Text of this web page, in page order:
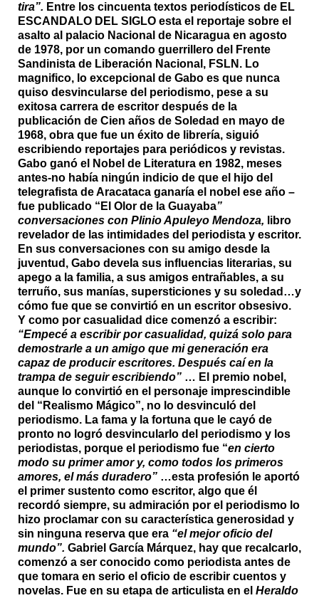
tira”. Entre los cincuenta textos periodísticos de EL
ESCANDALO DEL SIGLO esta el reportaje sobre el
asalto al palacio Nacional de Nicaragua en agosto
de 1978, por un comando guerrillero del
Frente
Sandinista de Liberación Nacional, FSLN. Lo
magnifico, lo excepcional de Gabo es que nunca
quiso desvincularse del periodismo, pese a su
exitosa carrera de escritor después de la
publicación de Cien años de Soledad en mayo de
1968, obra que fue un éxito de librería, siguió
escribiendo reportajes para periódicos y revistas.
Gabo ganó el Nobel de Literatura en 1982, meses
antes-no había ningún indicio de que el hijo del
telegrafista de Aracataca ganaría el nobel ese año –
fue publicado “El Olor de la Guayaba”
conversaciones con Plinio Apuleyo Mendoza, libro
revelador de las intimidades del periodista y escritor.
En sus conversaciones con su amigo desde la
juventud, Gabo devela sus influencias literarias, su
apego a la familia, a sus amigos entrañables, a su
terruño, sus manías, supersticiones y su soledad…y
cómo fue que se convirtió en un escritor obsesivo.
Y como por casualidad dice comenzó a escribir:
“Empecé a escribir por casualidad, quizá solo para
demostrarle a un amigo que mi generación era
capaz de producir escritores. Después caí en la
trampa de seguir escribiendo” … El premio nobel,
aunque lo convirtió en el personaje imprescindible
del “Realismo Mágico”, no lo desvinculó del
periodismo. La fama y la fortuna que le cayó de
pronto no logró desvincularlo del periodismo y los
periodistas, porque el periodismo fue “en cierto
modo su primer amor y, como todos los primeros
amores, el más duradero” …esta profesión le aportó
el primer sustento como escritor, algo que él
recordó siempre, su admiración por el periodismo lo
hizo proclamar con su característica generosidad y
sin ninguna reserva que era “el mejor oficio del
mundo”. Gabriel García Márquez, hay que recalcarlo,
comenzó a ser conocido como periodista antes de
que tomara en serio el oficio de escribir cuentos y
novelas. Fue en su etapa de articulista en el Heraldo